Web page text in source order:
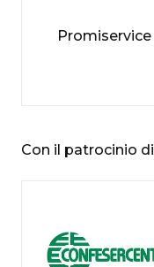
Promiservice
Con il patrocinio di